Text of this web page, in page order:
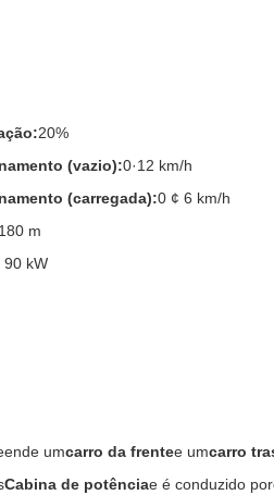
20%
(vazio):0·12 km/h
(carregada):0 ¢ 6 km/h
180 m
90 kW
umcarro da frentee umcarro
Cabina de potênciae é conduzido por